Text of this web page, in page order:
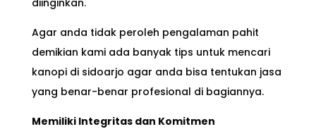
diinginkan.
Agar anda tidak peroleh pengalaman pahit
demikian kami ada banyak tips untuk mencari
kanopi di sidoarjo agar anda bisa tentukan jasa
yang benar-benar profesional di bagiannya.
Memiliki Integritas dan Komitmen